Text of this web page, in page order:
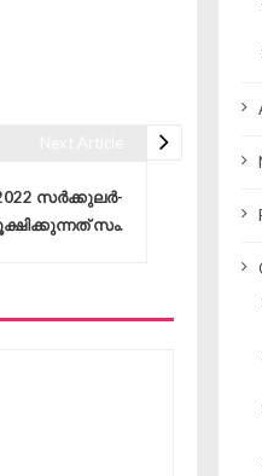
2022 സർക്കുലർ-
സം.